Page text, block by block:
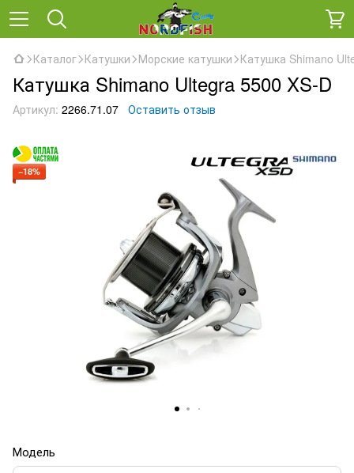
Каталог Катушки Морские катушки Катушка Shimano
Катушка Shimano Ultegra 5500 XS-D
Артикул: 2266.71.07 Оставить отзыв
−18%
Модель